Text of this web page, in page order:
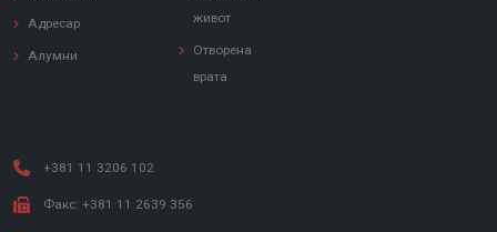
Адресар
Алумни
живот
Отворена
врата
+381 11 3206 102
Факс: +381 11 2639 356